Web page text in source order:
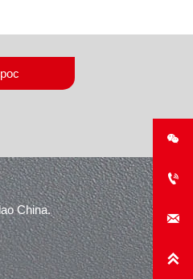
China.



